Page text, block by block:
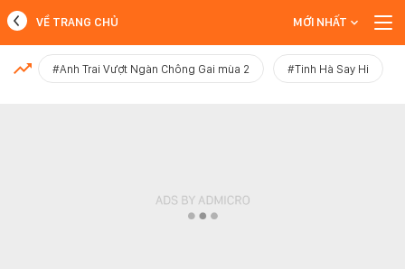
MỚI NHẤT
VỀ TRANG CHỦ MỚI NHẤT
#Anh Trai Vượt Ngàn Chông Gai mùa 2 #Tinh Hà Say Hi